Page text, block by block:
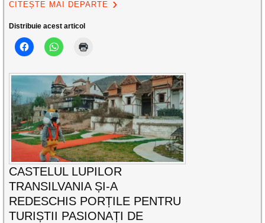
CITEȘTE MAI DEPARTE
Distribuie acest articol
CASTELUL LUPILOR
TRANSILVANIA ȘI-A
REDESCHIS PORȚILE PENTRU
TURIȘTII PASIONAȚI DE